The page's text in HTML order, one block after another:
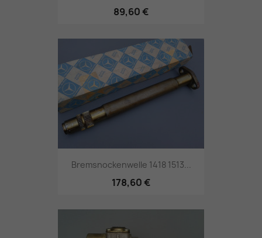
89,60 €
Bremsnockenwelle 1418 1513...
178,60 €